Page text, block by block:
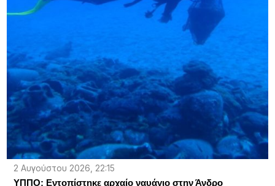
2 Αυγούστου 2026, 22:15
ΥΠΠΟ: Εντοπίστηκε αρχαίο ναυάγιο στην Άνδρο